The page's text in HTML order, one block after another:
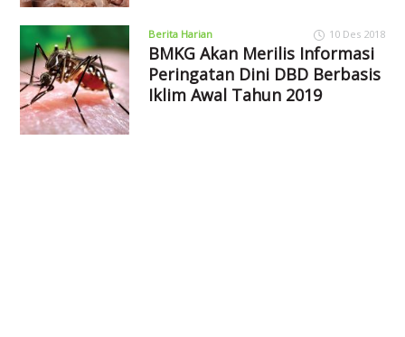
Berita Harian 10 Des 2018
BMKG Akan Merilis Informasi
Peringatan Dini DBD Berbasis
Iklim Awal Tahun 2019